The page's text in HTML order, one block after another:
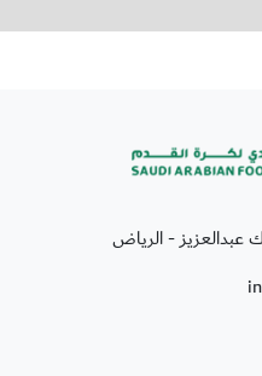
عبدالعزيز - الرياض